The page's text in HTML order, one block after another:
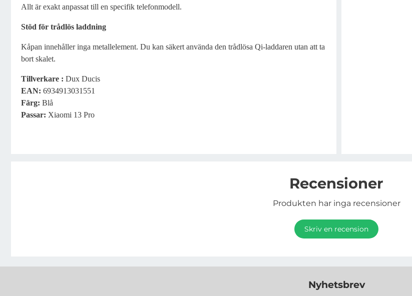
Allt är exakt anpassat till en specifik telefonmodell.
Stöd för trådlös laddning
Kåpan innehåller inga metallelement. Du kan säkert använda den trådlösa Qi-laddaren utan att ta
bort skalet.
Tillverkare : Dux Ducis
EAN: 6934913031551
Färg: Blå
Passar: Xiaomi 13 Pro
Recensioner
Produkten har inga recensioner
Skriv en recension
Nyhetsbrev